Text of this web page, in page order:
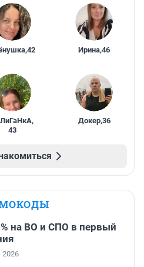
,42 Ирина,46
,
43
Докер,36
на ВО и СПО в первый
2026